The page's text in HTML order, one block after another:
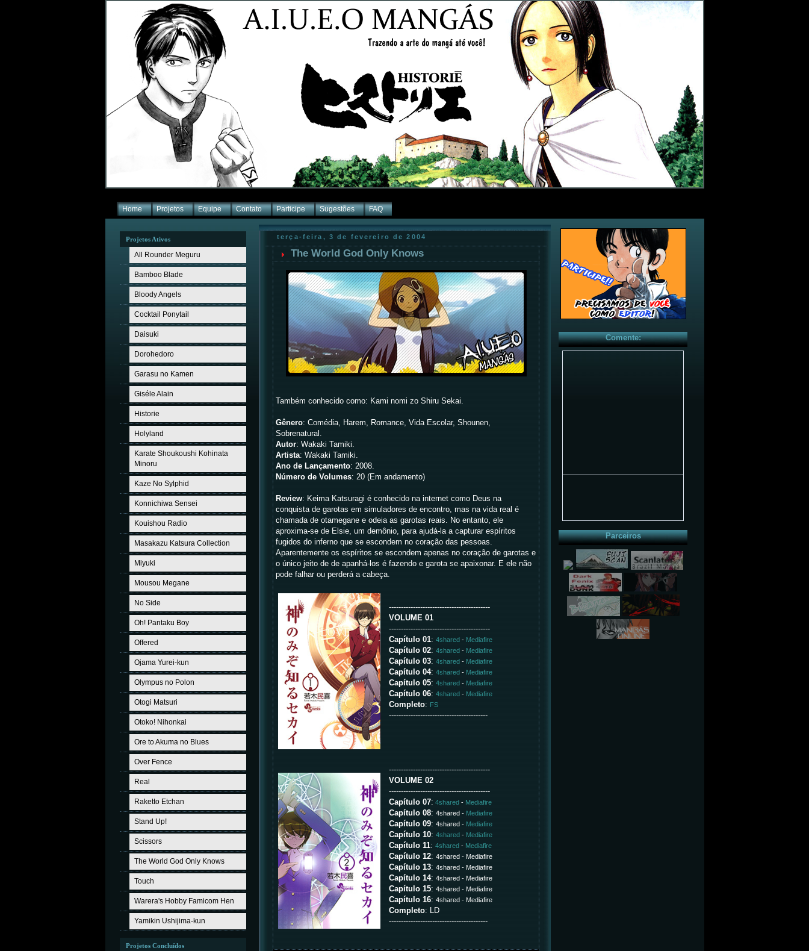
Home Projetos Equipe Contato Participe Sugestões FAQ
Projetos Ativos
All Rounder Meguru
Bamboo Blade
Bloody Angels
Cocktail Ponytail
Daisuki
Dorohedoro
Garasu no Kamen
Giséle Alain
Historie
Holyland
Karate Shoukoushi Kohinata
Minoru
Kaze No Sylphid
Konnichiwa Sensei
Kouishou Radio
Masakazu Katsura Collection
Miyuki
Mousou Megane
No Side
Oh! Pantaku Boy
Offered
Ojama Yurei-kun
Olympus no Polon
Otogi Matsuri
Otoko! Nihonkai
Ore to Akuma no Blues
Over Fence
Real
Raketto Etchan
Stand Up!
Scissors
The World God Only Knows
Touch
Warera's Hobby Famicom Hen
Yamikin Ushijima-kun
Projetos Concluídos
terça-feira, 3 de fevereiro de 2004
The World God Only Knows
Também conhecido como: Kami nomi zo Shiru Sekai.
Gênero: Comédia, Harem, Romance, Vida Escolar, Shounen,
Sobrenatural.
Autor: Wakaki Tamiki.
Artista: Wakaki Tamiki.
Ano de Lançamento: 2008.
Número de Volumes: 20 (Em andamento)
Review: Keima Katsuragi é conhecido na internet como Deus na
conquista de garotas em simuladores de encontro, mas na vida real é
chamada de otamegane e odeia as garotas reais. No entanto, ele
aproxima-se de Elsie, um demônio, para ajudá-la a capturar espíritos
fugidos do inferno que se escondem no coração das pessoas.
Aparentemente os espíritos se escondem apenas no coração de garotas e
o único jeito de de apanhá-los é fazendo e garota se apaixonar. E ele não
pode falhar ou perderá a cabeça.
------------------------------------------
VOLUME 01
------------------------------------------
Capítulo 01: 4shared - Mediafire
Capítulo 02: 4shared - Mediafire
Capítulo 03: 4shared - Mediafire
Capítulo 04: 4shared - Mediafire
Capítulo 05: 4shared - Mediafire
Capítulo 06: 4shared - Mediafire
Completo: FS
-----------------------------------------
------------------------------------------
VOLUME 02
------------------------------------------
Capítulo 07: 4shared - Mediafire
Capítulo 08: 4shared - Mediafire
Capítulo 09: 4shared - Mediafire
Capítulo 10: 4shared - Mediafire
Capítulo 11: 4shared - Mediafire
Capítulo 12: 4shared - Mediafire
Capítulo 13: 4shared - Mediafire
Capítulo 14: 4shared - Mediafire
Capítulo 15: 4shared - Mediafire
Capítulo 16: 4shared - Mediafire
Completo: LD
-----------------------------------------
Comente:
Parceiros